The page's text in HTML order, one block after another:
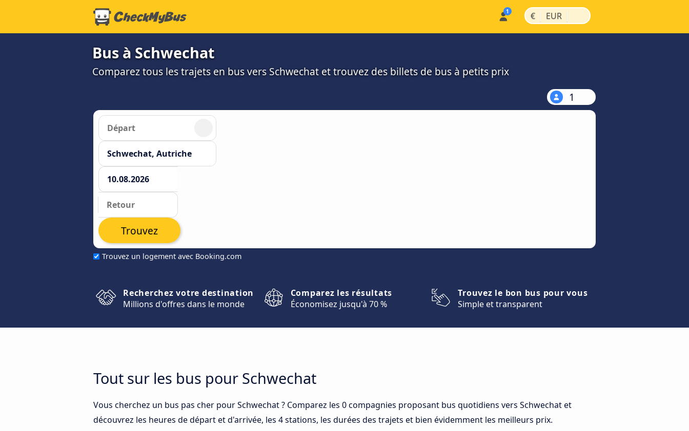
€ | EUR |
Bus à Schwechat
Comparez tous les trajets en bus vers Schwechat et trouvez des billets de bus à petits prix
1
Trouvez un logement avec Booking.com
Trouvez
Recherchez votre destination
Millions d'offres dans le monde
Comparez les résultats
Économisez jusqu'à 70 %
Trouvez le bon bus pour vous
Simple et transparent
Tout sur les bus pour Schwechat
Vous cherchez un bus pas cher pour Schwechat ? Comparez les 0 compagnies proposant bus quotidiens vers Schwechat et
découvrez les heures de départ et d'arrivée, les 4 stations, les durées des trajets et bien évidemment les meilleurs prix.